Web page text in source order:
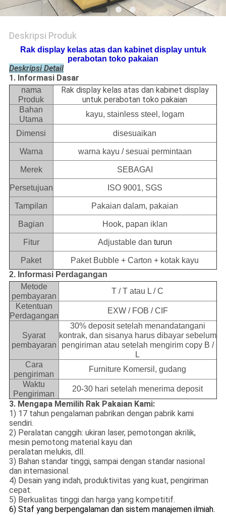
Deskripsi Produk
Rak display kelas atas dan kabinet display untuk
perabotan toko pakaian
Deskripsi Detail
1. Informasi Dasar
nama
Produk
Rak display kelas atas dan kabinet display
untuk perabotan toko pakaian
Bahan
Utama
kayu, stainless steel, logam
Dimensi disesuaikan
Warna warna kayu / sesuai permintaan
Merek SEBAGAI
Persetujuan ISO 9001, SGS
Tampilan Pakaian dalam, pakaian
Bagian Hook, papan iklan
Fitur Adjustable dan turun
Paket
Paket Bubble + Carton + kotak kayu
2. Informasi Perdagangan
Metode
pembayaran
T / T atau L / C
Ketentuan
Perdagangan
EXW / FOB / CIF
Syarat
pembayaran
30% deposit setelah menandatangani
kontrak, dan sisanya harus dibayar sebelum
pengiriman atau setelah mengirim copy B /
L
Cara
pengiriman
Furniture Komersil, gudang
Waktu
Pengiriman
20-30 hari setelah menerima deposit
3. Mengapa Memilih Rak Pakaian Kami:
1) 17 tahun pengalaman pabrikan dengan pabrik kami
sendiri.
2) Peralatan canggih: ukiran laser, pemotongan akrilik,
mesin pemotong material kayu dan
peralatan melukis, dll.
3) Bahan standar tinggi, sampai dengan standar nasional
dan internasional.
4) Desain yang indah, produktivitas yang kuat, pengiriman
cepat.
5) Berkualitas tinggi dan harga yang kompetitif.
6) Staf yang berpengalaman dan sistem manajemen ilmiah.